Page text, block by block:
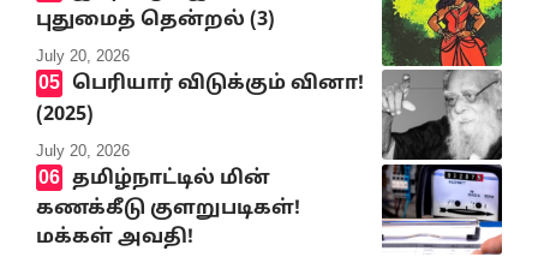
புதுமைத் தென்றல் (3)
July 20, 2026
பெரியார் விடுக்கும் வினா!
(2025)
July 20, 2026
தமிழ்நாட்டில் மின்
கணக்கீடு குளறுபடிகள்!
மக்கள் அவதி!